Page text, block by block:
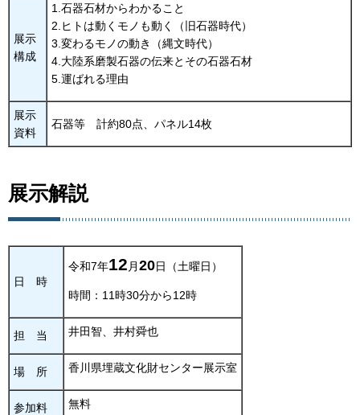
展示
構成
1.石器石材からわかること
2.ヒトは動くモノも動く（旧石器時代）
3.変わるモノの動き（縄文時代）
4.大陸系磨製石器の伝来とその石器石材
5.運ばれる理由
展示
資料
石器等 計約80点、パネル14枚
展示解説
日 時
令和7年12 月20日（土曜日）
時間：11時30分から12時
担 当 井田智、井村舜也
場 所 香川県埋蔵文化財センター展示室
参加料 無料